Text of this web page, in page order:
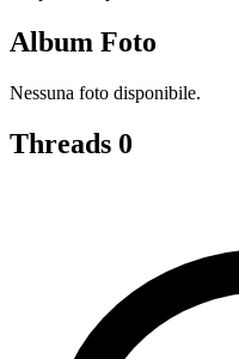
Album Foto
Nessuna foto disponibile.
Threads 0